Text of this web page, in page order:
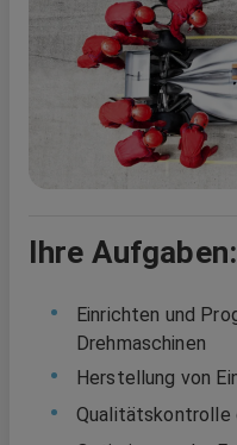
Ihre Aufgaben:
Einrichten und
Drehmaschinen
Herstellung von
Qualitätskontrolle